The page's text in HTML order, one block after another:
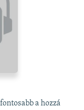
a hozzá